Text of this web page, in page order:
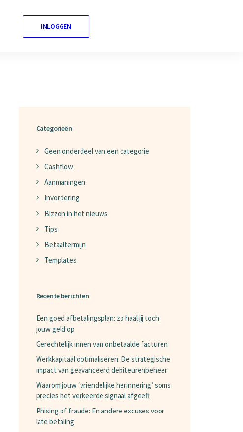
INLOGGEN
Categorieën
Geen onderdeel van een categorie
Cashflow
Aanmaningen
Invordering
Bizzon in het nieuws
Tips
Betaaltermijn
Templates
Recente berichten
Een goed afbetalingsplan: zo haal jij toch
jouw geld op
Gerechtelijk innen van onbetaalde facturen
Werkkapitaal optimaliseren: De strategische
impact van geavanceerd debiteurenbeheer
Waarom jouw ‘vriendelijke herinnering’ soms
precies het verkeerde signaal afgeeft
Phising of fraude: En andere excuses voor
late betaling